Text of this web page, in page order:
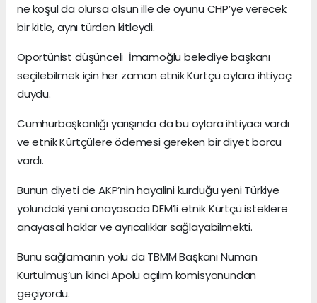
ne koşul da olursa olsun ille de oyunu CHP’ye verecek
bir kitle, aynı türden kitleydi.
Oportünist düşünceli İmamoğlu belediye başkanı
seçilebilmek için her zaman etnik Kürtçü oylara ihtiyaç
duydu.
Cumhurbaşkanlığı yarışında da bu oylara ihtiyacı vardı
ve etnik Kürtçülere ödemesi gereken bir diyet borcu
vardı.
Bunun diyeti de AKP’nin hayalini kurduğu yeni Türkiye
yolundaki yeni anayasada DEM’li etnik Kürtçü isteklere
anayasal haklar ve ayrıcalıklar sağlayabilmekti.
Bunu sağlamanın yolu da TBMM Başkanı Numan
Kurtulmuş’un ikinci Apolu açılım komisyonundan
geçiyordu.